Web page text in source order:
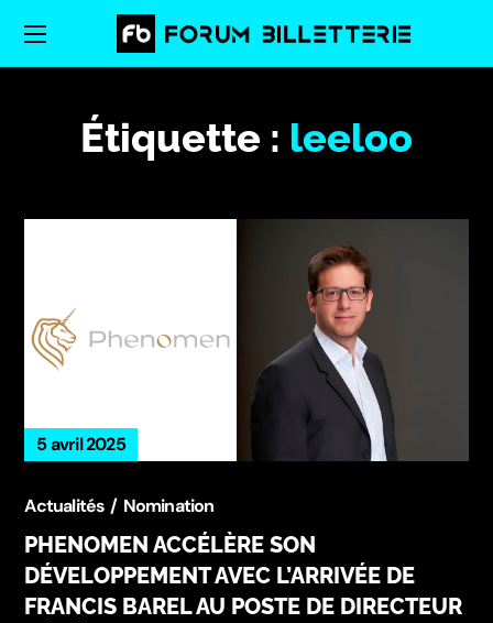
Étiquette : leeloo
5 avril 2025
Actualités Nomination
PHENOMEN ACCÉLÈRE SON
DÉVELOPPEMENT AVEC L’ARRIVÉE DE
FRANCIS BAREL AU POSTE DE DIRECTEUR